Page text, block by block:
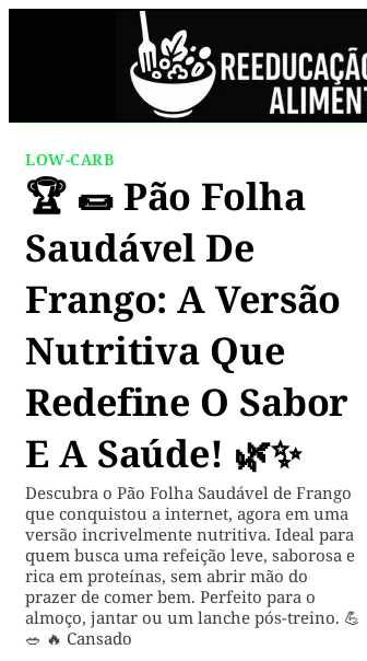
LOW-CARB
🏆 🌯 Pão Folha
Saudável De
Frango: A Versão
Nutritiva Que
Redefine O Sabor
E A Saúde! 🌿✨
Descubra o Pão Folha Saudável de Frango
que conquistou a internet, agora em uma
versão incrivelmente nutritiva. Ideal para
quem busca uma refeição leve, saborosa e
rica em proteínas, sem abrir mão do
prazer de comer bem. Perfeito para o
almoço, jantar ou um lanche pós-treino. 💪
🥗 🔥 Cansado